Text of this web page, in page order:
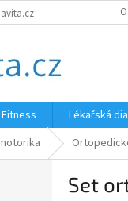
Fitness Lékařská
Set